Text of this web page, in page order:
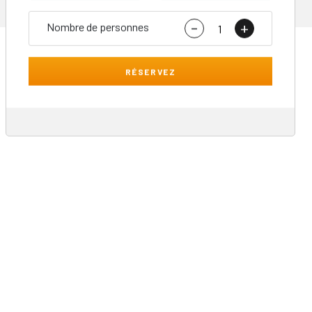
Nombre de personnes - +
RÉSERVEZ